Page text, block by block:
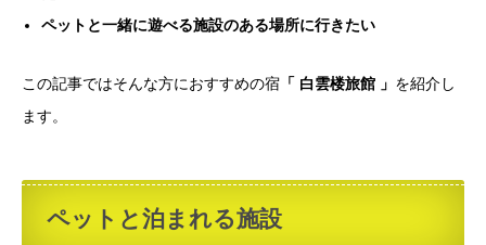
ペットと一緒に遊べる施設のある場所に行きたい
この記事ではそんな方におすすめの宿 「 白雲楼旅館 」 を紹介し
ます。
ペットと泊まれる施設